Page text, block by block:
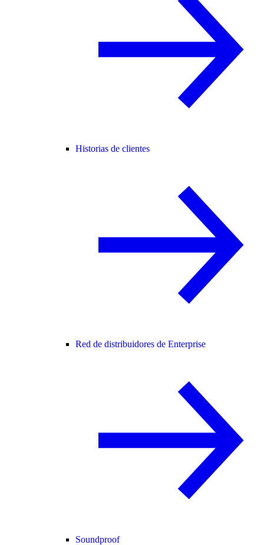
Historias de clientes
Red de distribuidores de Enterprise
Soundproof